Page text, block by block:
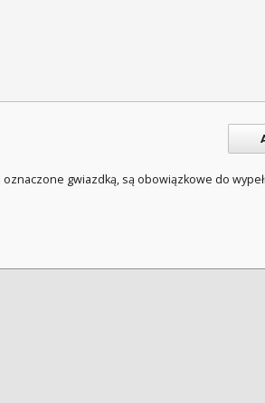
oznaczone gwiazdką, są obowiązkowe do